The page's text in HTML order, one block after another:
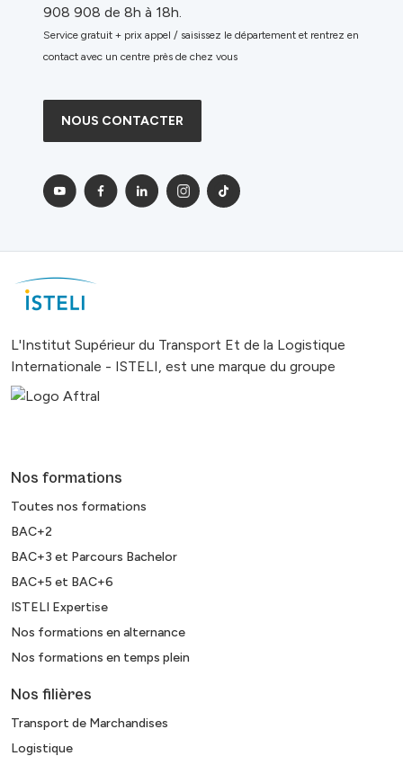
908 908 de 8h à 18h.
Service gratuit + prix appel / saisissez le département et rentrez en
contact avec un centre près de chez vous
NOUS CONTACTER
L'Institut Supérieur du Transport Et de la Logistique
Internationale - ISTELI, est une marque du groupe
Nos formations
Toutes nos formations
BAC+2
BAC+3 et Parcours Bachelor
BAC+5 et BAC+6
ISTELI Expertise
Nos formations en alternance
Nos formations en temps plein
Nos filières
Transport de Marchandises
Logistique